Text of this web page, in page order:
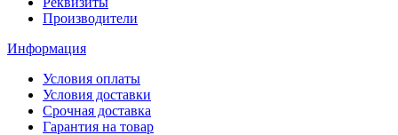
Производители
Информация
Условия оплаты
Условия доставки
Срочная доставка
Гарантия на товар